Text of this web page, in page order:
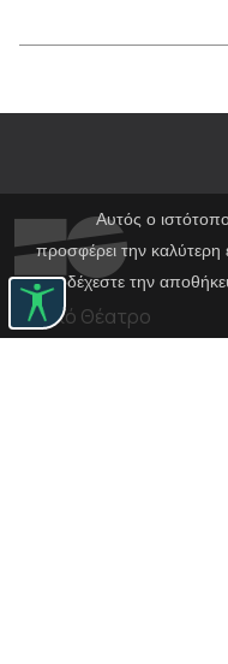
Αυτός ο
προσφέρει την
αποδέχεστε την
Εθνικό Θέατρο